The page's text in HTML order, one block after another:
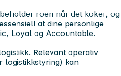
roen når det koker, og
at dine personlige
Loyal og Accountable.
Relevant operativ
logistikkstyring) kan